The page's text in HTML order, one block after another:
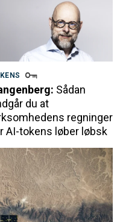
Sådan
du at
regninger
AI-tokens løber løbsk